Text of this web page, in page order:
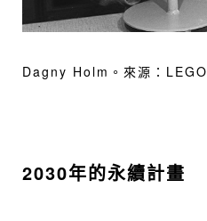
Dagny Holm。來源： LEGO
2030年的永續計畫